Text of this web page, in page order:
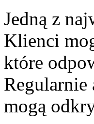
Jedną z
Klienci
które
mogą